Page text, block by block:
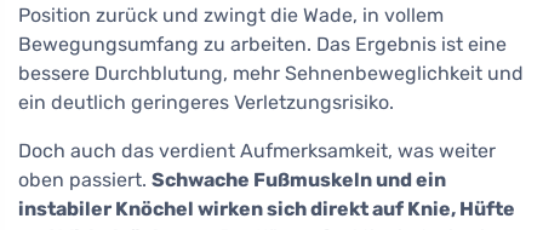
Position zurück und zwingt die Wade, in vollem
Bewegungsumfang zu arbeiten. Das Ergebnis ist eine
bessere Durchblutung, mehr Sehnenbeweglichkeit und
ein deutlich geringeres Verletzungsrisiko.
Doch auch das verdient Aufmerksamkeit, was weiter
oben passiert. Schwache Fußmuskeln und ein
instabiler Knöchel wirken sich direkt auf Knie, Hüfte